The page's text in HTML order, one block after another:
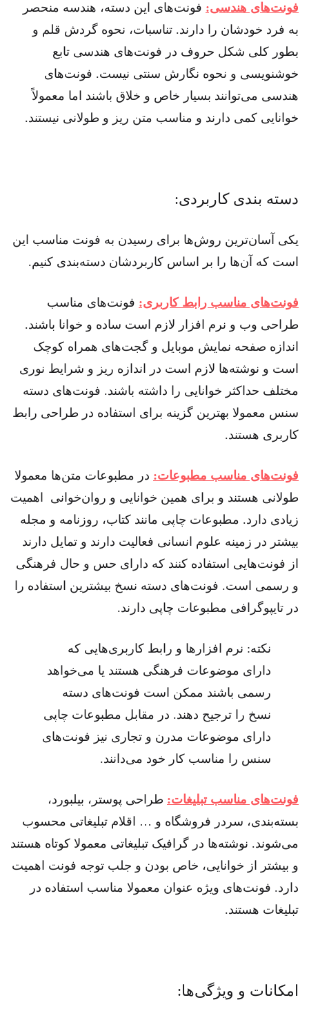
فونت‌های هندسی: فونت‌های این دسته، هندسه منحصر
به فرد خودشان را دارند. تناسبات، نحوه گردش قلم و
بطور کلی شکل حروف در فونت‌های هندسی تابع
خوشنویسی و نحوه نگارش سنتی نیست. فونت‌های
هندسی می‌توانند بسیار خاص و خلاق باشند اما معمولاً
خوانایی کمی دارند و مناسب متن ریز و طولانی نیستند.
دسته بندی کاربردی:
یکی آسان‌ترین روش‌ها برای رسیدن به فونت مناسب این
است که آن‌ها را بر اساس کاربردشان دسته‌بندی کنیم.
فونت‌های مناسب رابط کاربری: فونت‌های مناسب
طراحی وب و نرم افزار لازم است ساده و خوانا باشند.
اندازه صفحه نمایش موبایل و گجت‌های همراه کوچک
است و نوشته‌ها لازم است در اندازه ریز و شرایط نوری
مختلف حداکثر خوانایی را داشته باشند. فونت‌های دسته
سنس معمولا بهترین گزینه برای استفاده در طراحی رابط
کاربری هستند.
فونت‌های مناسب مطبوعات: در مطبوعات متن‌ها معمولا
طولانی هستند و برای همین خوانایی و روان‌خوانی اهمیت
زیادی دارد. مطبوعات چاپی مانند کتاب، روزنامه و مجله
بیشتر در زمینه علوم انسانی فعالیت دارند و تمایل دارند
از فونت‌هایی استفاده کنند که دارای حس و حال فرهنگی
و رسمی است. فونت‌های دسته نسخ بیشترین استفاده را
در تایپوگرافی مطبوعات چاپی دارند.
نکته: نرم افزارها و رابط کاربری‌هایی که
دارای موضوعات فرهنگی هستند یا می‌خواهد
رسمی باشند ممکن است فونت‌های دسته
نسخ را ترجیح دهند. در مقابل مطبوعات چاپی
دارای موضوعات مدرن و تجاری نیز فونت‌های
سنس را مناسب کار خود می‌دانند.
فونت‌های مناسب تبلیغات: طراحی پوستر، بیلبورد،
بسته‌بندی، سردر فروشگاه و … اقلام تبلیغاتی محسوب
می‌شوند. نوشته‌ها در گرافیک تبلیغاتی معمولا کوتاه هستند
و بیشتر از خوانایی، خاص بودن و جلب توجه فونت اهمیت
دارد. فونت‌های ویژه عنوان معمولا مناسب استفاده در
تبلیغات هستند.
امکانات و ویژگی‌ها: